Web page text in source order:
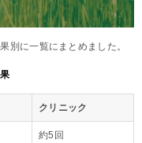
別に一覧にまとめました。
クリニック
約5回